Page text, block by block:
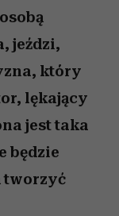
jeździ,
który
lękający
jest taka
będzie
tworzyć